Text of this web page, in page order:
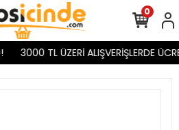
3000 TL ÜZERİ ALIŞVERİŞLERDE
0